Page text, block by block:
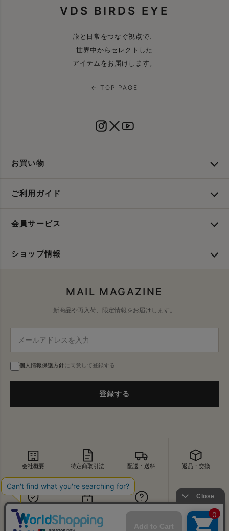
VDS BIRDS EYE
旅と日常をつなぐ視点で、
世界中からセレクトした
アイテムをお届けします。
← TOP PAGE
お買い物
ご利用ガイド
会員サービス
ショップ情報
MAIL MAGAZINE
新商品や再入荷、限定情報をお届けします。
個人情報保護方針に同意して登録する
登録する
会社概要 特定商取引法 配送・送料 返品・交換
セキュリティ お問い合わせ